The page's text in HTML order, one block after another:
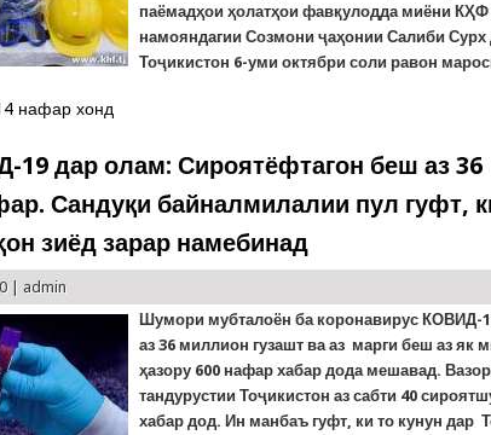
паёмадҳои ҳолатҳои фавқулодда миёни КҲФ
намояндагии Созмони ҷаҳонии Салиби Сурх
Тоҷикистон 6-уми октябри соли равон
ҷаҳонии Салиби Сурх ба Кумитаи ҳолатҳои
нафар хонд
19 дар олам: Сироятёфтагон беш аз 36
Сандуқи байналмилалии пул гуфт,
зиёд зарар намебинад
| admin
Шумори мубталоён ба коронавирус КОВИД-
аз 36 миллион гузашт ва аз марги беш аз як
ҳазору 600 нафар хабар дода мешавад.
тандурустии Тоҷикистон аз сабти 40
хабар дод. Ин манбаъ гуфт, ки то кунун дар